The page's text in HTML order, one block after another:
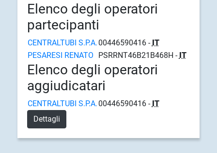
Elenco degli operatori
partecipanti
CENTRALTUBI S.P.A. 00446590416 - IT
PESARESI RENATO
PSRRNT46B21B468H - IT
Elenco degli operatori
aggiudicatari
CENTRALTUBI S.P.A. 00446590416 - IT
Dettagli